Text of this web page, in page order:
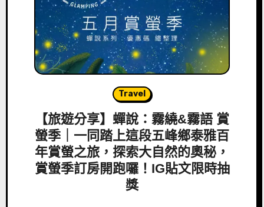
Travel
【旅遊分享】蟬說：霧繞&霧語 賞
螢季｜一同踏上這段五峰鄉泰雅百
年賞螢之旅，探索大自然的奧秘，
賞螢季訂房開跑囉！IG貼文限時抽
獎